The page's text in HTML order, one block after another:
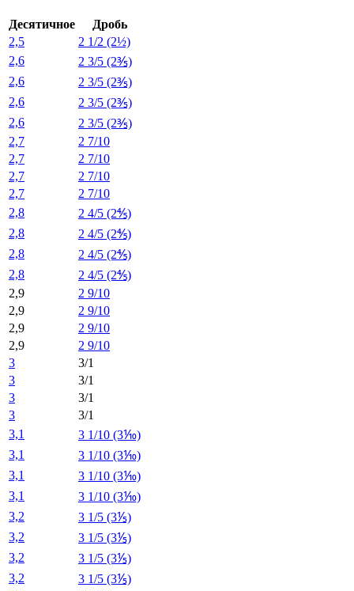
Десятичное
Дробь
2,5
2 1/2 (2½)
2,6
2 3/5 (2⅗)
2,6
2 3/5 (2⅗)
2,6
2 3/5 (2⅗)
2,6
2 3/5 (2⅗)
2,7
2 7/10
2,7
2 7/10
2,7
2 7/10
2,7
2 7/10
2,8
2 4/5 (2⅘)
2,8
2 4/5 (2⅘)
2,8
2 4/5 (2⅘)
2,8
2 4/5 (2⅘)
2,9
2 9/10
2,9
2 9/10
2,9
2 9/10
2,9
2 9/10
3
3/1
3
3/1
3
3/1
3
3/1
3,1
3 1/10 (3⅒)
3,1
3 1/10 (3⅒)
3,1
3 1/10 (3⅒)
3,1
3 1/10 (3⅒)
3,2
3 1/5 (3⅕)
3,2
3 1/5 (3⅕)
3,2
3 1/5 (3⅕)
3,2
3 1/5 (3⅕)